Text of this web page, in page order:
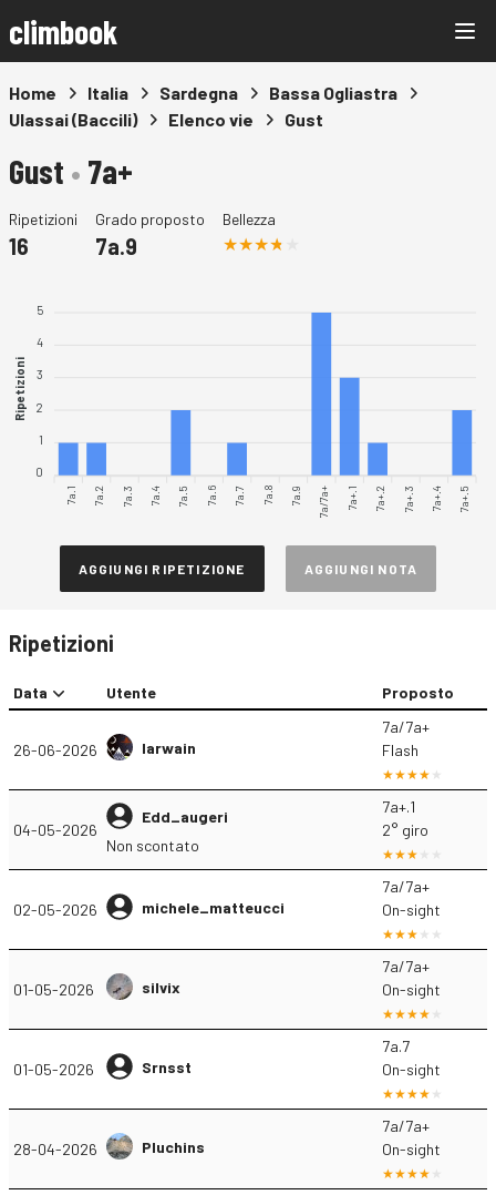
climbook
Home Italia Sardegna
Bassa Ogliastra
Ulassai (Baccili)
Elenco vie Gust
Gust • 7a+
Ripetizioni
16
Grado proposto
7a.9
Bellezza
5
4
3
2
1
0
Ripetizioni
7a.1 7a.2 7a.3 7a.4 7a.5 7a.6 7a.7 7a.8 7a.9 7a/7a+ 7a+.1 7a+.2 7a+.3 7a+.4 7a+.5
AGGIUNGI RIPETIZIONE AGGIUNGI NOTA
Ripetizioni
Data Utente Proposto
26-06-2026 Iarwain
7a/7a+
Flash
04-05-2026
Edd_augeri
Non scontato
7a+.1
2° giro
02-05-2026 michele_matteucci
7a/7a+
On-sight
01-05-2026 silvix
7a/7a+
On-sight
01-05-2026 Srnsst
7a.7
On-sight
28-04-2026 Pluchins
7a/7a+
On-sight